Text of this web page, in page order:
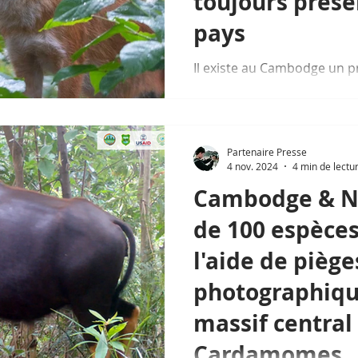
pays
Il existe au Cambodge un
Cambodge &
de 100
l'aide de
massif central
Partenaire Presse
4 nov. 2024
4 min de